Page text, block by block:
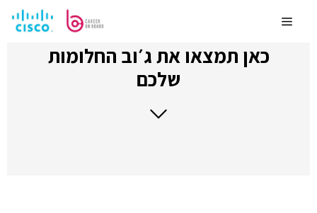
לתוכןMenu
כאן תמצאו את ג׳וב החלומות
שלכם